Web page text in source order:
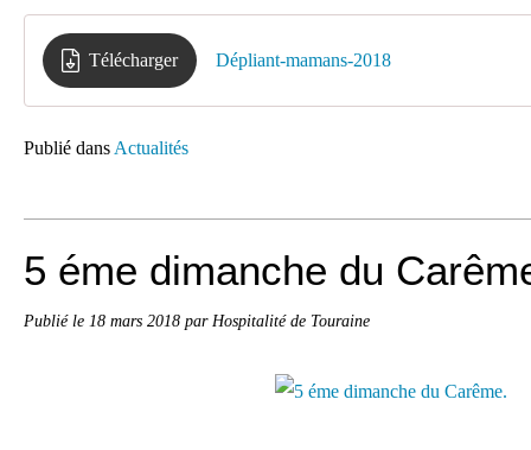
Télécharger Dépliant-mamans-2018
Publié dans Actualités
5 éme dimanche du
Publié le 18 mars 2018 par Hospitalité de Touraine